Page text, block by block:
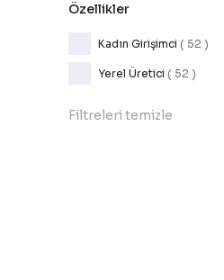
Özellikler
Kadın Girişimci ( 52 )
Yerel Üretici ( 52 )
Filtreleri temizle